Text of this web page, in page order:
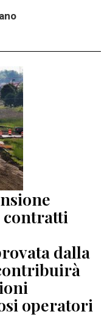
contratti
dalla
operatori